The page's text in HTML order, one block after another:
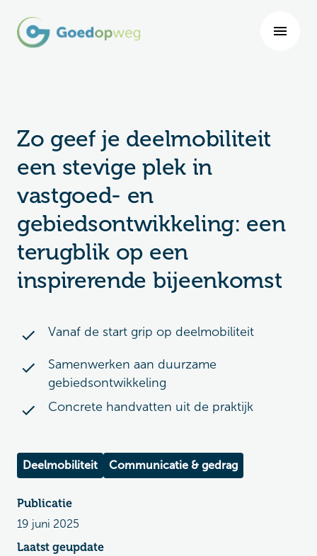
Zo geef je deelmobiliteit
een stevige plek in
vastgoed- en
gebiedsontwikkeling: een
terugblik op een
inspirerende bijeenkomst
Vanaf de start grip op deelmobiliteit
Samenwerken aan duurzame
gebiedsontwikkeling
Concrete handvatten uit de praktijk
Deelmobiliteit Communicatie & gedrag
Publicatie
19 juni 2025
Laatst geupdate